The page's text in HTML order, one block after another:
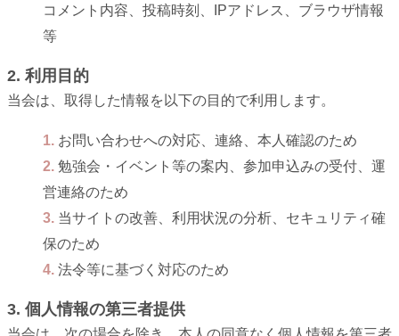
コメント内容、投稿時刻、IPアドレス、ブラウザ情報
等
2. 利用目的
当会は、取得した情報を以下の目的で利用します。
お問い合わせへの対応、連絡、本人確認のため
勉強会・イベント等の案内、参加申込みの受付、運
営連絡のため
当サイトの改善、利用状況の分析、セキュリティ確
保のため
法令等に基づく対応のため
3. 個人情報の第三者提供